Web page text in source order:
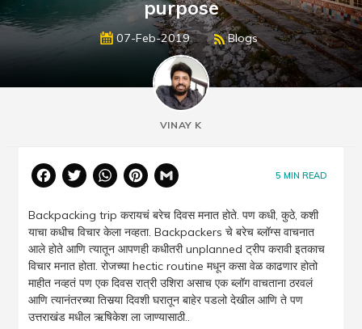
purpose
07-Feb-2019 Blogs
VINAY K
FacebookTwitterWhatsApp
Pinterest 5 MIN READ
Backpacking trip करायचं बरेच दिवस मनात होते. पण कधी, कुठे, कशी
याचा कधीच विचार केला नव्हता. Backpackers चे बरेच ब्लॉग्स वाचनात
आले होते आणि त्यातून आपणही कधीतरी unplanned ट्रीप करावी इतकाच
विचार मनात होता. रोजच्या hectic routine मधून कसा वेळ काढणार होतो
माहीत नव्हतं पण एक दिवस रात्री उशिरा असाच एक ब्लॉग वाचताना ठरवलं
आणि त्यानंतरच्या तिसर्या दिवशी घरातून बाहेर पडलो देखील आणि ते पण
उत्तराखंड मधील ऋषिकेश ला जाण्यासाठी..